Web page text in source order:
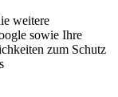
weitere
sowie Ihre
zum Schutz